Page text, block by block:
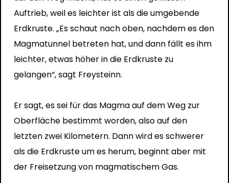
Auftrieb, weil es leichter ist als die umgebende
Erdkruste. „Es schaut nach oben, nachdem es den
Magmatunnel betreten hat, und dann fällt es ihm
leichter, etwas höher in die Erdkruste zu
gelangen“, sagt Freysteinn.
Er sagt, es sei für das Magma auf dem Weg zur
Oberfläche bestimmt worden, also auf den
letzten zwei Kilometern. Dann wird es schwerer
als die Erdkruste um es herum, beginnt aber mit
der Freisetzung von magmatischem Gas.